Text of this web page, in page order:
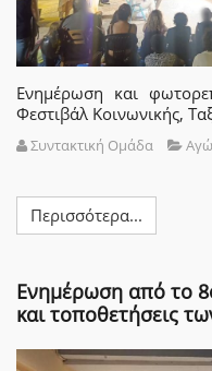
Ενημέρωση και
Φεστιβάλ Κοινωνικής,
Συντακτική Ομάδα
Περισσότερα...
Ενημέρωση από το
και τοποθετήσεις